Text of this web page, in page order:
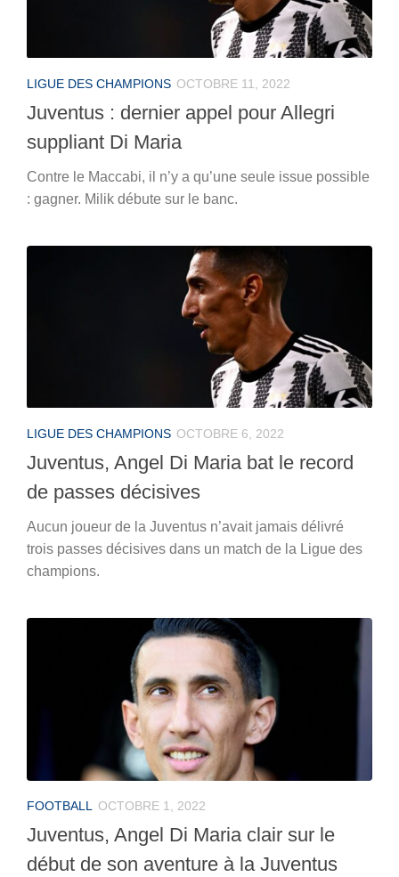
LIGUE DES CHAMPIONS OCTOBRE 11, 2022
Juventus : dernier appel pour Allegri
suppliant Di Maria
Contre le Maccabi, il n’y a qu’une seule issue possible
: gagner. Milik débute sur le banc.
LIGUE DES CHAMPIONS OCTOBRE 6, 2022
Juventus, Angel Di Maria bat le record
de passes décisives
Aucun joueur de la Juventus n’avait jamais délivré
trois passes décisives dans un match de la Ligue des
champions.
FOOTBALL OCTOBRE 1, 2022
Juventus, Angel Di Maria clair sur le
début de son aventure à la Juventus